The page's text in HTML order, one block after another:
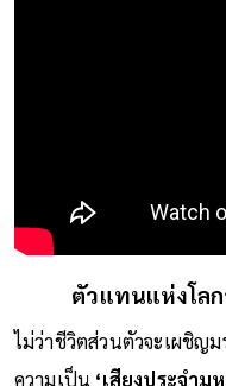
ตัวแทนแห่งโล
ไม่ว่าชีวิตส่วนตัวจะเผชิญ